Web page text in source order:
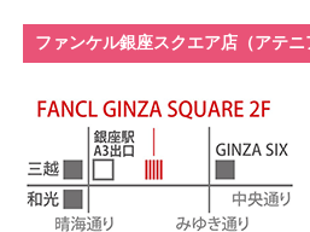
ファンケル銀座スクエア店（アテ